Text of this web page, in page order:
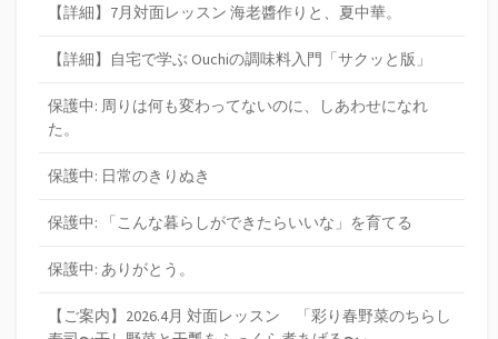
【詳細】7月対面レッスン 海老醬作りと、夏中華。
【詳細】自宅で学ぶ Ouchiの調味料入門「サクッと版」
保護中: 周りは何も変わってないのに、しあわせになれ
た。
保護中: 日常のきりぬき
保護中: 「こんな暮らしができたらいいな」を育てる
保護中: ありがとう。
【ご案内】2026.4月 対面レッスン 「彩り春野菜のちらし